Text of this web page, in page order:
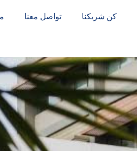
كن شريكنا تواصل معنا